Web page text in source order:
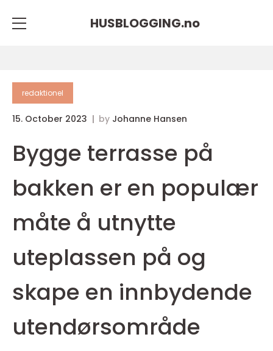
HUSBLOGGING.no
redaktionel
15. October 2023 by Johanne Hansen
Bygge terrasse på
bakken er en populær
måte å utnytte
uteplassen på og
skape en innbydende
utendørsområde